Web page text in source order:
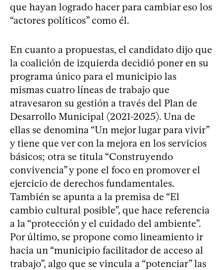
que hayan logrado hacer para cambiar eso los
“actores políticos” como él.
En cuanto a propuestas, el candidato dijo que
la coalición de izquierda decidió poner en su
programa único para el municipio las
mismas cuatro líneas de trabajo que
atravesaron su gestión a través del Plan de
Desarrollo Municipal (2021-2025). Una de
ellas se denomina “Un mejor lugar para vivir”
y tiene que ver con la mejora en los servicios
básicos; otra se titula “Construyendo
convivencia” y pone el foco en promover el
ejercicio de derechos fundamentales.
También se apunta a la premisa de “El
cambio cultural posible”, que hace referencia
a la “protección y el cuidado del ambiente”.
Por último, se propone como lineamiento ir
hacia un “municipio facilitador de acceso al
trabajo”, algo que se vincula a “potenciar” las